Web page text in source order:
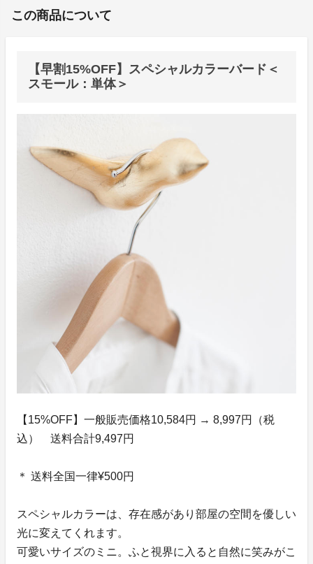
この商品について
【早割15%OFF】スペシャルカラーバード＜
スモール：単体＞
【15%OFF】一般販売価格10,584円 → 8,997円（税
込） 送料合計9,497円
＊ 送料全国一律¥500円
スペシャルカラーは、存在感があり部屋の空間を優しい
光に変えてくれます。
可愛いサイズのミニ。ふと視界に入ると自然に笑みがこ